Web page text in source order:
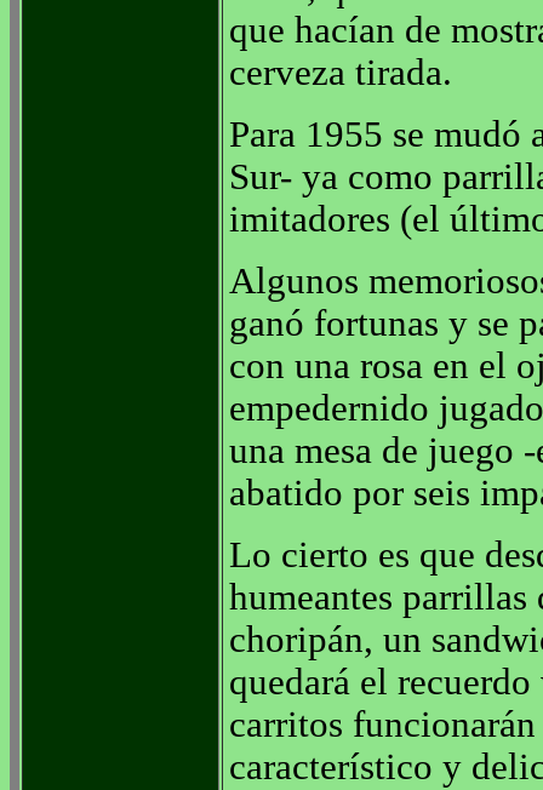
que hacían de
cerveza tirada.
Para 1955 se mudó
Sur- ya como
imitadores (el
Algunos
ganó fortunas y se
con una rosa en el
empedernido
una mesa de juego
abatido por seis
Lo cierto es que
humeantes parrillas
choripán, un
quedará el
carritos
característico y